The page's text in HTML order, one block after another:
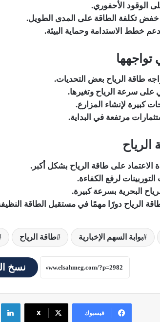
الوقود الأحفوري.
تكلفة الطاقة على المدى الطويل.
خطط الاستدامة وحماية البيئة.
تواجهها
طاقة الرياح بعض التحديات.
سرعة الرياح وتغيرها.
كبيرة لإنشاء المزارع.
مرتفعة في البداية.
الاعتماد على طاقة الرياح بشكل أكبر.
لرفع الكفاءة.
البحرية بسرعة كبيرة.
الرياح دورًا مهمًا في مستقبل الطاقة
بوابة السهم الإخبارية طاقة الرياح
نسخ
فيسبوك X